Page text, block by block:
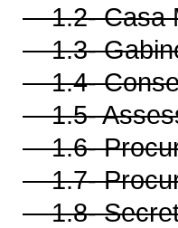
1.2- Casa
1.3-
1.4-
1.5-
1.6-
1.7-
1.8-